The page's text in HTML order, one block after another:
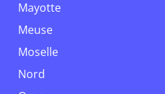
Mayotte
Meuse
Moselle
Nord